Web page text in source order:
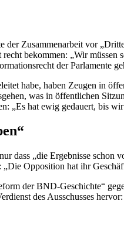
Zusammenarbeit vor
bekommen: „Wir
der Parlamente
habe, haben Zeugen in
was in öffentlichen
„Es hat ewig gedauert, bis
„die Ergebnisse schon
Opposition hat ihr
der BND-Geschichte“
des Ausschusses